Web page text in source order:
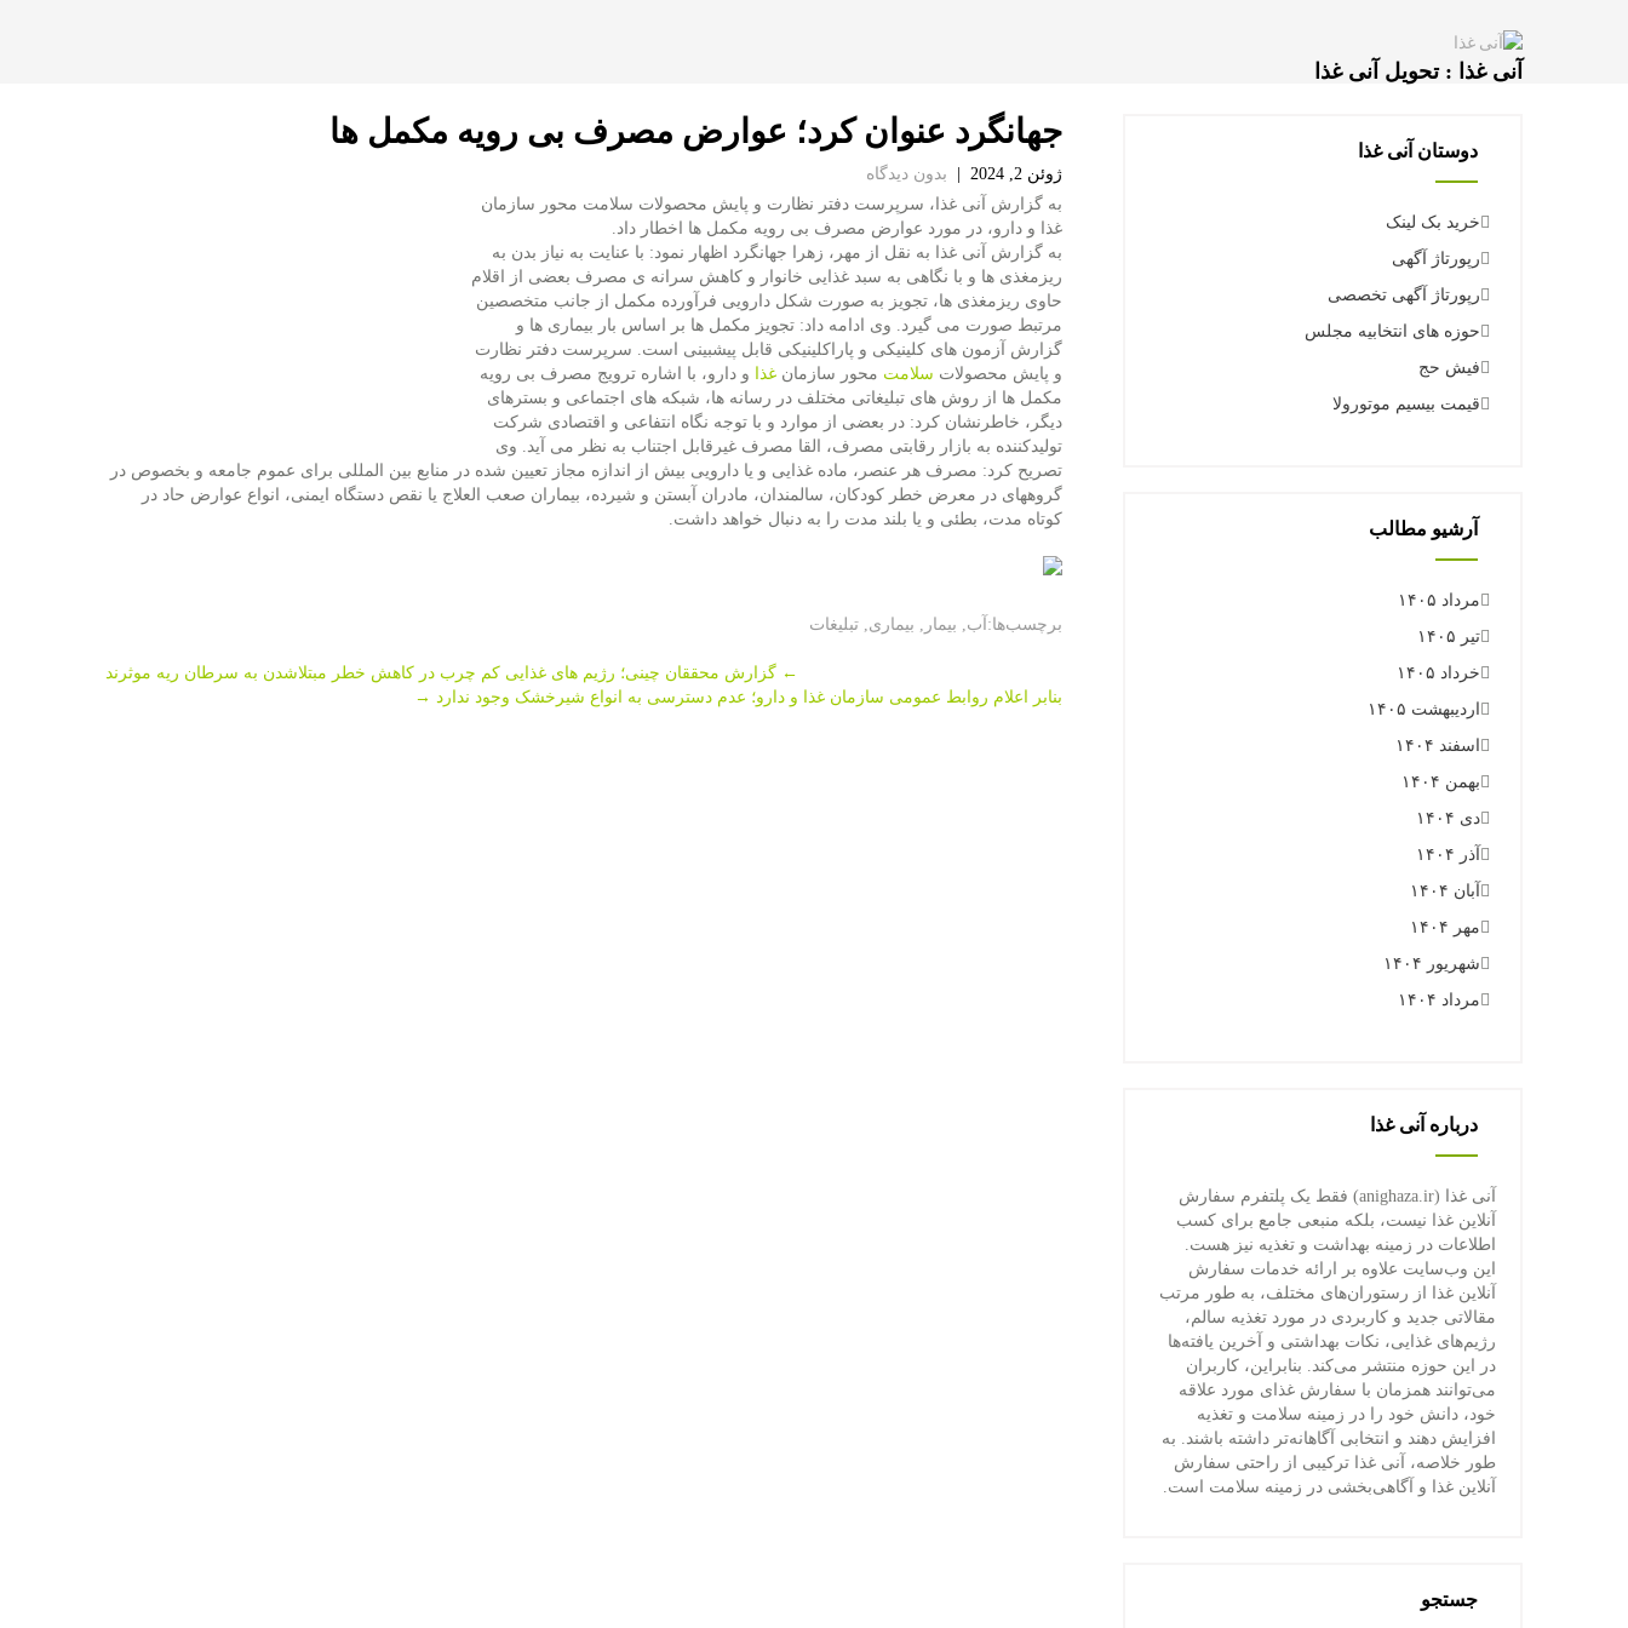
آنی غذا : تحویل آنی غذا
جهانگرد عنوان كرد؛ عوارض مصرف بی رویه مکمل ها
ژوئن 2, 2024
بدون دیدگاه
به گزارش آنی غذا، سرپرست دفتر نظارت و پایش محصولات سلامت محور سازمان
غذا و دارو، در مورد عوارض مصرف بی رویه مکمل ها اخطار داد.
به گزارش آنی غذا به نقل از مهر، زهرا جهانگرد اظهار نمود: با عنایت به نیاز بدن به
ریزمغذی ها و با نگاهی به سبد غذایی خانوار و کاهش سرانه ی مصرف بعضی از اقلام
حاوی ریزمغذی ها، تجویز به صورت شکل دارویی فرآورده مکمل از جانب متخصصین
مرتبط صورت می گیرد. وی ادامه داد: تجویز مکمل ها بر اساس بار بیماری ها و
گزارش آزمون های کلینیکی و پاراکلینیکی قابل پیشبینی است. سرپرست دفتر نظارت
و پایش محصولات سلامت محور سازمان غذا و دارو، با اشاره ترویج مصرف بی رویه
مکمل ها از روش های تبلیغاتی مختلف در رسانه ها، شبکه های اجتماعی و بسترهای
دیگر، خاطرنشان کرد: در بعضی از موارد و با توجه نگاه انتفاعی و اقتصادی شرکت
تولیدکننده به بازار رقابتی مصرف، القا مصرف غیرقابل اجتناب به نظر می آید. وی
تصریح کرد: مصرف هر عنصر، ماده غذایی و یا دارویی بیش از اندازه مجاز تعیین شده در منابع بین المللی برای عموم جامعه و بخصوص در
گروههای در معرض خطر کودکان، سالمندان، مادران آبستن و شیرده، بیماران صعب العلاج یا نقص دستگاه ایمنی، انواع عوارض حاد در
کوتاه مدت، بطئی و یا بلند مدت را به دنبال خواهد داشت.
برچسب‌ها: آب, بیمار , بیماری, تبلیغات
navigation
← گزارش محققان چینی؛ رژیم های غذایی کم چرب در کاهش خطر مبتلاشدن به سرطان ریه موثرند
بنابر اعلام روابط عمومی سازمان غذا و دارو؛ عدم دسترسی به انواع شیرخشک وجود ندارد →
دوستان آنی غذا
خرید بک لینک
رپورتاژ آگهی
رپورتاژ آگهی تخصصی
حوزه های انتخابیه مجلس
فیش حج
قیمت بیسیم موتورولا
آرشیو مطالب
مرداد ۱۴۰۵
تیر ۱۴۰۵
خرداد ۱۴۰۵
اردیبهشت ۱۴۰۵
اسفند ۱۴۰۴
بهمن ۱۴۰۴
دی ۱۴۰۴
آذر ۱۴۰۴
آبان ۱۴۰۴
مهر ۱۴۰۴
شهریور ۱۴۰۴
مرداد ۱۴۰۴
درباره آنی غذا
آنی غذا (anighaza.ir) فقط یک پلتفرم سفارش
آنلاین غذا نیست، بلکه منبعی جامع برای کسب
اطلاعات در زمینه بهداشت و تغذیه نیز هست.
این وب‌سایت علاوه بر ارائه خدمات سفارش
آنلاین غذا از رستوران‌های مختلف، به طور مرتب
مقالاتی جدید و کاربردی در مورد تغذیه سالم،
رژیم‌های غذایی، نکات بهداشتی و آخرین یافته‌ها
در این حوزه منتشر می‌کند. بنابراین، کاربران
می‌توانند همزمان با سفارش غذای مورد علاقه
خود، دانش خود را در زمینه سلامت و تغذیه
افزایش دهند و انتخابی آگاهانه‌تر داشته باشند. به
طور خلاصه، آنی غذا ترکیبی از راحتی سفارش
آنلاین غذا و آگاهی‌بخشی در زمینه سلامت است.
جستجو